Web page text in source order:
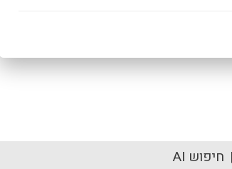
חיפוש AI